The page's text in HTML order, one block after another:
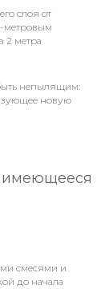
слоя от
метровым
2 метра
непылящим:
новую
имеющееся
смесями и
до начала